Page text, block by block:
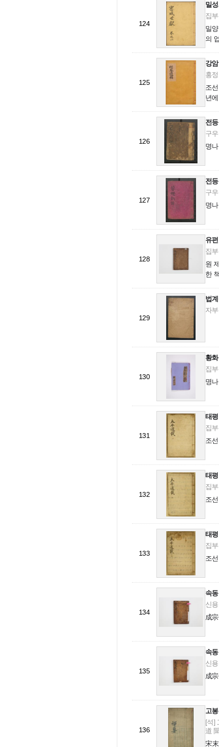
124
밀
집
밀
의
125
강
홍
조
년
126
전
구
명
127
전
구
명
128
유
집
원
한
129
법
자
130
황
집
명
131
태
집
조
132
태
집
조
133
태
집
조
134
속
신
成
135
속
신
成
136
고
[석]
道
宋